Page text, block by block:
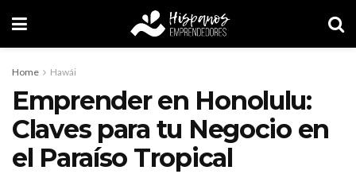
Home Hawái
Emprender en Honolulu:
Claves para tu Negocio en
el Paraíso Tropical